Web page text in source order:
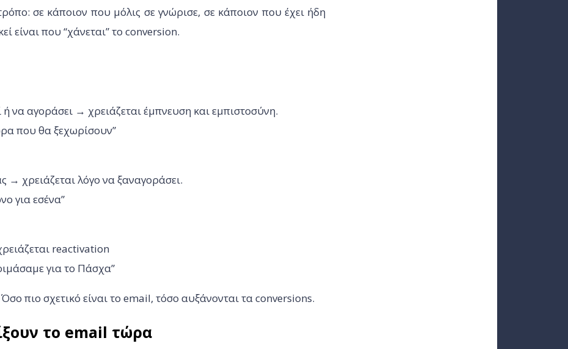
σε κάποιον που μόλις σε γνώρισε, σε κάποιον που έχει ήδη
είναι που “χάνεται” το conversion.
ή να αγοράσει → χρειάζεται έμπνευση και εμπιστοσύνη.
που θα ξεχωρίσουν”
→ χρειάζεται λόγο να ξαναγοράσει.
για εσένα”
reactivation
για το Πάσχα”
πιο σχετικό είναι το email, τόσο αυξάνονται τα conversions.
το email τώρα